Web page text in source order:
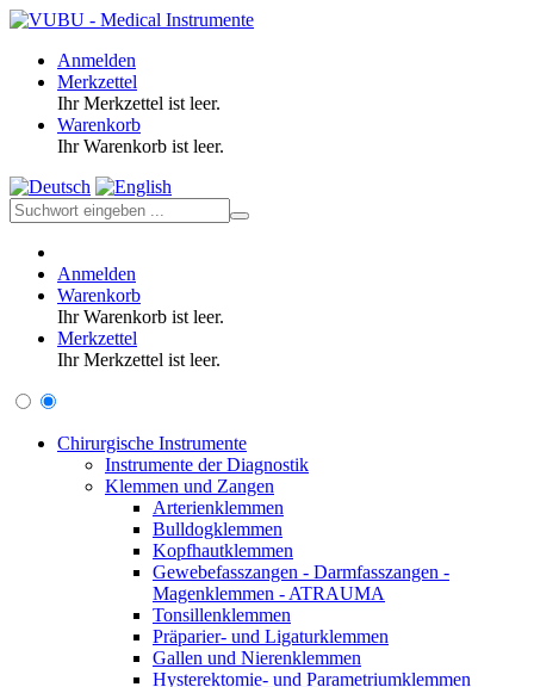
Anmelden
Merkzettel
Ihr Merkzettel ist leer.
Warenkorb
Ihr Warenkorb ist leer.
Anmelden
Warenkorb
Ihr Warenkorb ist leer.
Merkzettel
Ihr Merkzettel ist leer.
Chirurgische Instrumente
Instrumente der Diagnostik
Klemmen und Zangen
Arterienklemmen
Bulldogklemmen
Kopfhautklemmen
Gewebefasszangen - Darmfasszangen -
Magenklemmen - ATRAUMA
Tonsillenklemmen
Präparier- und Ligaturklemmen
Gallen und Nierenklemmen
Hysterektomie- und Parametriumklemmen